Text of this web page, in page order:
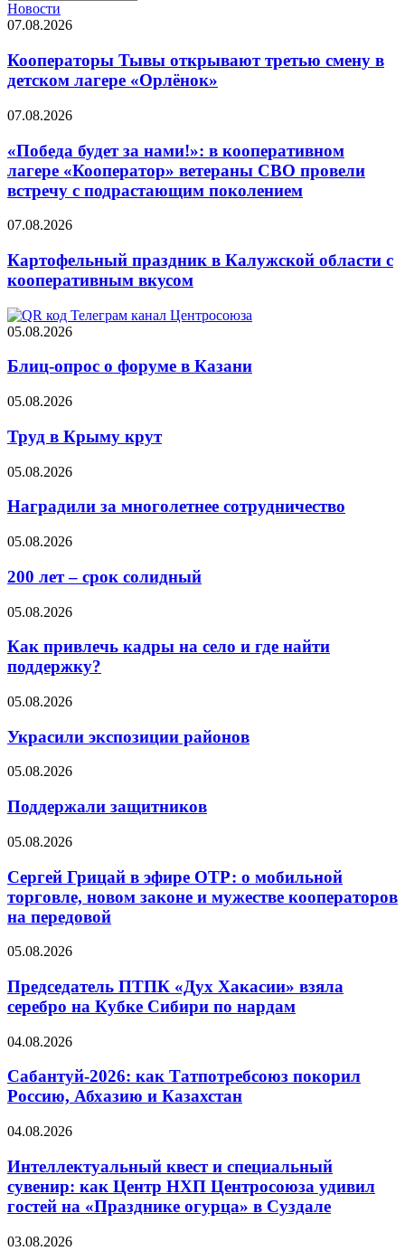
Новости
07.08.2026
Кооператоры Тывы открывают третью смену в
детском лагере «Орлёнок»
07.08.2026
«Победа будет за нами!»: в кооперативном
лагере «Кооператор» ветераны СВО провели
встречу с подрастающим поколением
07.08.2026
Картофельный праздник в Калужской области с
кооперативным вкусом
05.08.2026
Блиц-опрос о форуме в Казани
05.08.2026
Труд в Крыму крут
05.08.2026
Наградили за многолетнее сотрудничество
05.08.2026
200 лет – срок солидный
05.08.2026
Как привлечь кадры на село и где найти
поддержку?
05.08.2026
Украсили экспозиции районов
05.08.2026
Поддержали защитников
05.08.2026
Сергей Грицай в эфире ОТР: о мобильной
торговле, новом законе и мужестве кооператоров
на передовой
05.08.2026
Председатель ПТПК «Дух Хакасии» взяла
серебро на Кубке Сибири по нардам
04.08.2026
Сабантуй-2026: как Татпотребсоюз покорил
Россию, Абхазию и Казахстан
04.08.2026
Интеллектуальный квест и специальный
сувенир: как Центр НХП Центросоюза удивил
гостей на «Празднике огурца» в Суздале
03.08.2026